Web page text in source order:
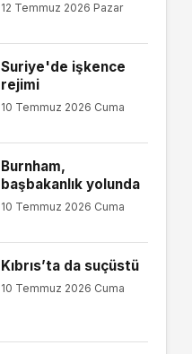
12 Temmuz 2026 Pazar
Suriye'de işkence
rejimi
10 Temmuz 2026 Cuma
Burnham,
başbakanlık yolunda
10 Temmuz 2026 Cuma
Kıbrıs’ta da suçüstü
10 Temmuz 2026 Cuma